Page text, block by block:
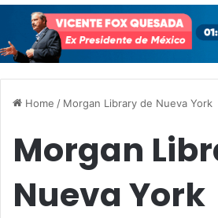
Home / Morgan Library de Nueva York
Morgan
Nueva York